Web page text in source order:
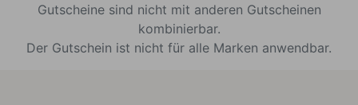
Gutscheine sind nicht mit anderen Gutscheinen
kombinierbar.
Der Gutschein ist nicht für alle Marken anwendbar.